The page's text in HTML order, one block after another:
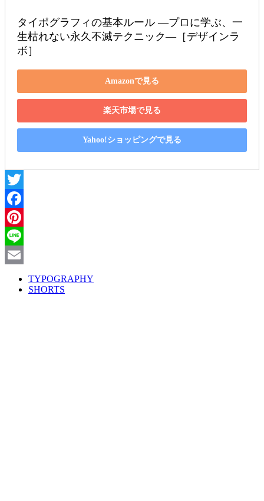
タイポグラフィの基本ルール ―プロに学ぶ、一
生枯れない永久不滅テクニック―［デザインラ
ボ］
Amazonで見る
楽天市場で見る
Yahoo!ショッピングで見る
Twitter
Facebook
Pinterest
Line
TYPOGRAPHY
SHORTS